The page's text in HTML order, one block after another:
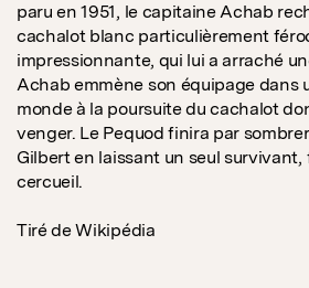
paru en 1951, le capitaine Achab
cachalot blanc particulièrement
impressionnante, qui lui a arraché
Achab emmène son équipage dans
monde à la poursuite du cachalot
venger. Le Pequod finira par
Gilbert en laissant un seul
cercueil.
Tiré de Wikipédia